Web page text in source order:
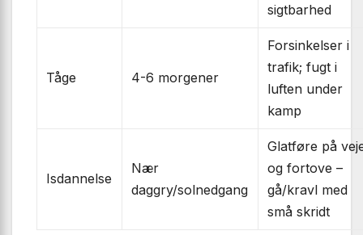
sigtbarhed
Tåge 4-6 morgener
Forsinkelser i
trafik; fugt i
luften under
kamp
Isdannelse
Nær
daggry/solnedgang
Glatføre på
og fortove –
gå/kravl med
små skridt